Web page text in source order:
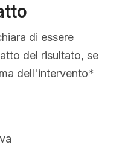
di essere
del risultato, se
dell'intervento*